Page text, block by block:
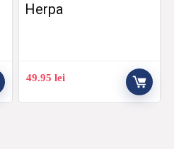
Herpa
49.95lei